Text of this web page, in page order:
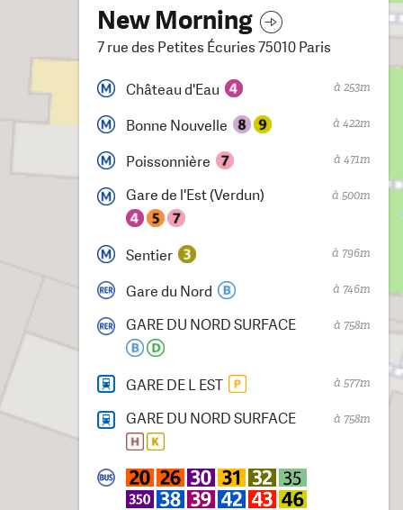
New Morning
7 rue des Petites Écuries 75010 Paris
Château d'Eau à 253m
Bonne Nouvelle à 422m
Poissonnière à 471m
Gare de l'Est (Verdun) à 500m
Sentier à 796m
Gare du Nord à 746m
GARE DU NORD SURFACE à 758m
GARE DE L EST à 577m
GARE DU NORD SURFACE à 758m